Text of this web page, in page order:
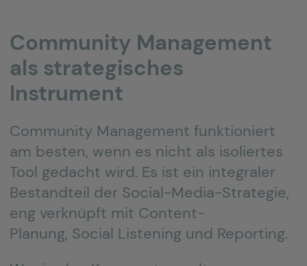
Community Management
als strategisches
Instrument
Community Management funktioniert
am besten, wenn es nicht als isoliertes
Tool gedacht wird. Es ist ein integraler
Bestandteil der Social-Media-Strategie,
eng verknüpft mit Content-
Planung, Social Listening und Reporting.